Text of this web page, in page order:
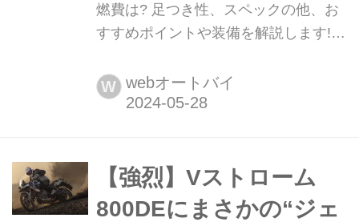
燃費は? 足つき性、スペックの他、お
すすめポイントや装備を解説します!
ベンチャー 編/SUZUKI V-STROM
800DE(2023)】 スズキの『Vストロー
レポートします。 その他にもスペック
や装備など基本情報を詳しくお届け!
W webオートバイ
【強烈】Vストローム
800DEにまさかの“ジェ